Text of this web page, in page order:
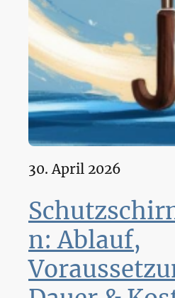
30. April 2026
n: Ablauf,